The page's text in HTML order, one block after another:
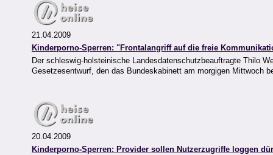
21.04.2009
Kinderporno-Sperren: "Frontalangriff auf die freie
Der schleswig-holsteinische Landesdatenschutzbeauftragte Thilo
Gesetzesentwurf, den das Bundeskabinett am morgigen Mittwoch
20.04.2009
Kinderporno-Sperren: Provider sollen Nutzerzugriffe loggen